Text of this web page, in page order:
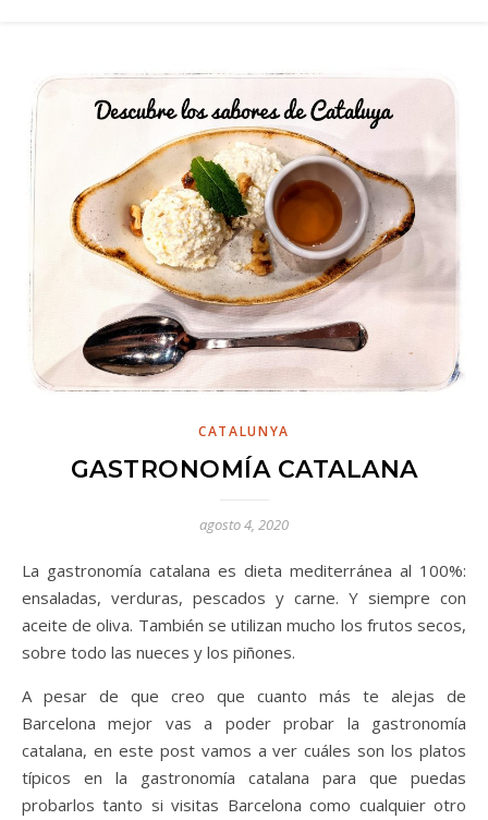
CATALUNYA
GASTRONOMÍA CATALANA
agosto 4, 2020
La gastronomía catalana es dieta mediterránea al 100%:
ensaladas, verduras, pescados y carne. Y siempre con
aceite de oliva. También se utilizan mucho los frutos secos,
sobre todo las nueces y los piñones.
A pesar de que creo que cuanto más te alejas de
Barcelona mejor vas a poder probar la gastronomía
catalana, en este post vamos a ver cuáles son los platos
típicos en la gastronomía catalana para que puedas
probarlos tanto si visitas Barcelona como cualquier otro